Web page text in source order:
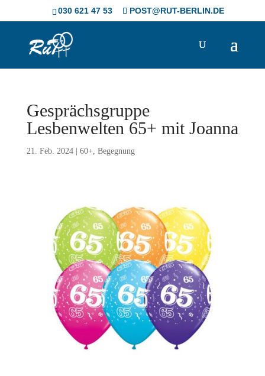
030 621 47 53 POST@RUT-BERLIN.DE
Gesprächsgruppe
Lesbenwelten 65+ mit Joanna
21. Feb. 2024| 60+, Begegnung